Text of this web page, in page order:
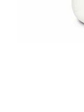
Goud waard